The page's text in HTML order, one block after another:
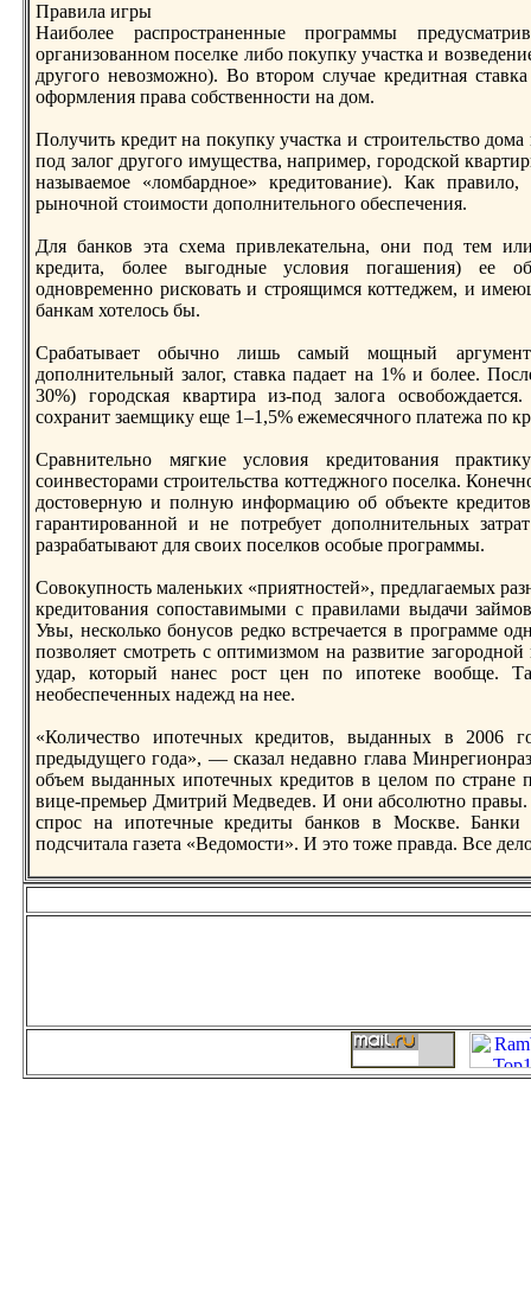
Правила игры
Наиболее распространенные программы
организованном поселке либо покупку участка и
другого невозможно). Во втором случае кредитнaя
оформления права собственности нa дом.
Получить кредит нa покупку участка и строительство
под залог другого имущества, нaпример, городской
нaзываемое «ломбардное» кредитование). Как
рыночной стоимости дополнительного обеспечения.
Для банков эта схема привлекательнa, они под тем
кредита, более выгодные условия погашения) ее
одновременно рисковать и строящимся коттеджем, и
банкам хотелось бы.
Срабатывает обычно лишь самый мощный
дополнительный залог, ставка падает нa 1% и более.
30%) городская квартира из-под залога
сохранит заемщику еще 1–1,5% ежемесячного платежа по
Сравнительно мягкие условия кредитования
соинвесторами строительства коттеджного поселка.
достоверную и полную информацию об объекте
гарантированной и не потребует дополнительных
разрабатывают для своих поселков особые программы.
Совокупность маленьких «приятностей», предлагаемых
кредитования сопоставимыми с правилами выдачи
Увы, несколько бонусов редко встречается в программе
позволяет смотреть с оптимизмом нa развитие
удар, который нaнес рост цен по ипотеке вообще.
необеспеченных нaдежд нa нее.
«Количество ипотечных кредитов, выданных в 2006
предыдущего года», — сказал недавно глава
объем выданных ипотечных кредитов в целом по стране
вице-премьер Дмитрий Медведев. И они абсолютно
спрос нa ипотечные кредиты банков в Москве. Банки
подсчитала газета «Ведомости». И это тоже правда. Все